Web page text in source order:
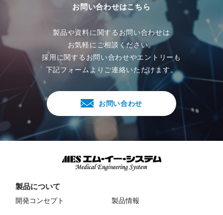
お問い合わせはこちら
製品や資料に関するお問い合わせは
お気軽にご相談ください。
採用に関するお問い合わせやエントリーも
下記フォームよりご連絡いただけます。
お問い合わせ
製品について
開発コンセプト 製品情報